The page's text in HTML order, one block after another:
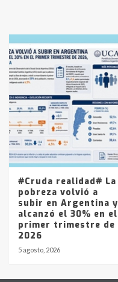
#Cruda realidad# La
pobreza volvió a
subir en Argentina y
alcanzó el 30% en el
primer trimestre de
2026
5 agosto, 2026